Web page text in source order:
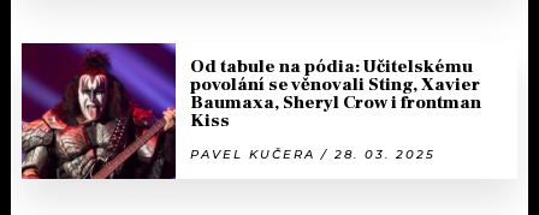
Od tabule na pódia: Učitelskému
povolání se věnovali Sting, Xavier
Baumaxa, Sheryl Crow i frontman
Kiss
PAVEL KUČERA / 28. 03. 2025